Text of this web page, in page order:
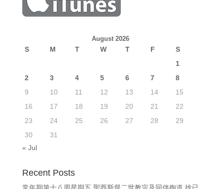
August 2026
S M T W T F
S
1
2
3 4 5 6 7
8
9
10 11 12 13 14
15
16
17 18 19 20 21
22
23
24 25 26 27 28
29
30
31
« Jul
Recent Posts